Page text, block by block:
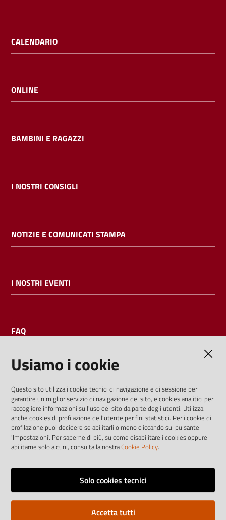
CALENDARIO
ONLINE
BAMBINI E RAGAZZI
I NOSTRI CONSIGLI
NOTIZIE E COMUNICATI STAMPA
I NOSTRI EVENTI
FAQ
I dati personali pubblicati sono riutilizzabili solo alle condizioni
previste dalla direttiva comunitaria 2003/98/CE e dal d.lgs.
36/2006
Vai alla pagina
Note legali
Usiamo i cookie
Questo sito utilizza i cookie tecnici di navigazione e di sessione per
garantire un miglior servizio di navigazione del sito, e cookies analitici per
raccogliere informazioni sull'uso del sito da parte degli utenti. Utilizza
anche cookies di profilazione dell'utente per fini statistici. Per i cookie di
profilazione puoi decidere se abilitarli o meno cliccando sul pulsante
'Impostazioni'. Per saperne di più, su come disabilitare i cookies oppure
abilitarne solo alcuni, consulta la nostraCookie Policy.
Solo cookies tecnici
Accetta tutti